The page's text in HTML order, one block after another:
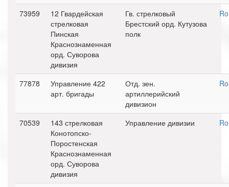
73959
12 Гвардейская
стрелковая
Пинская
Краснознаменная
орд. Суворова
дивизия
Гв. стрелковый
Брестский орд. Кутузова
полк
77878
Управление 422
арт. бригады
Отд. зен.
артиллерийский
дивизион
70539
143 стрелковая
Конотопско-
Поростенская
Краснознаменная
орд. Суворова
дивизия
Управление дивизии